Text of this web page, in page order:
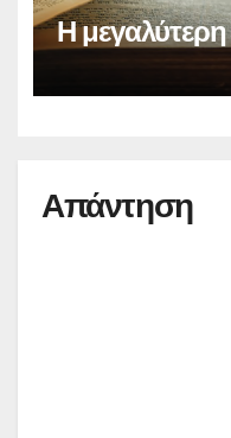
Η μεγαλύτερη
Απάντηση